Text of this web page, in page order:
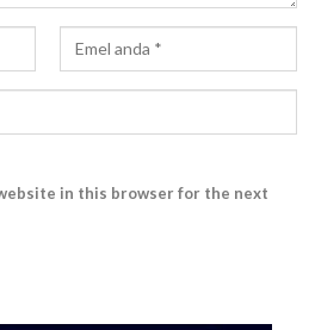
website in this browser for the next